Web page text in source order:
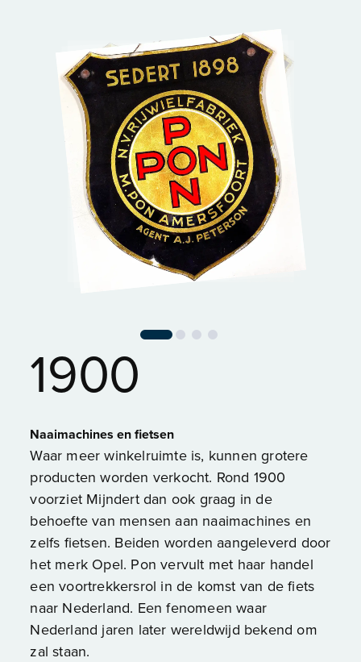
1900
Naaimachines en fietsen
Waar meer winkelruimte is, kunnen grotere
producten worden verkocht. Rond 1900
voorziet Mijndert dan ook graag in de
behoefte van mensen aan naaimachines en
zelfs fietsen. Beiden worden aangeleverd door
het merk Opel. Pon vervult met haar handel
een voortrekkersrol in de komst van de fiets
naar Nederland. Een fenomeen waar
Nederland jaren later wereldwijd bekend om
zal staan.